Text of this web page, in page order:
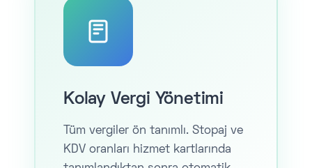
Kolay Vergi Yönetimi
Tüm vergiler ön tanımlı. Stopaj ve
KDV oranları hizmet kartlarında